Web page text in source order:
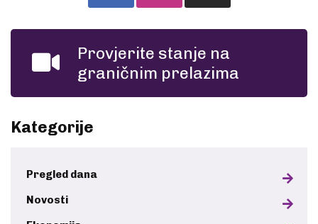
Provjerite stanje na
graničnim prelazima
Kategorije
Pregled dana
Novosti